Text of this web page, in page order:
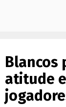
Blancos
atitude